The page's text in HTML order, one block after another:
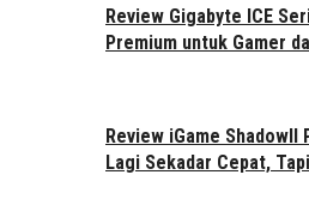
Review Gigabyte ICE
Premium untuk Gamer
Review iGame ShadowII
Lagi Sekadar Cepat,